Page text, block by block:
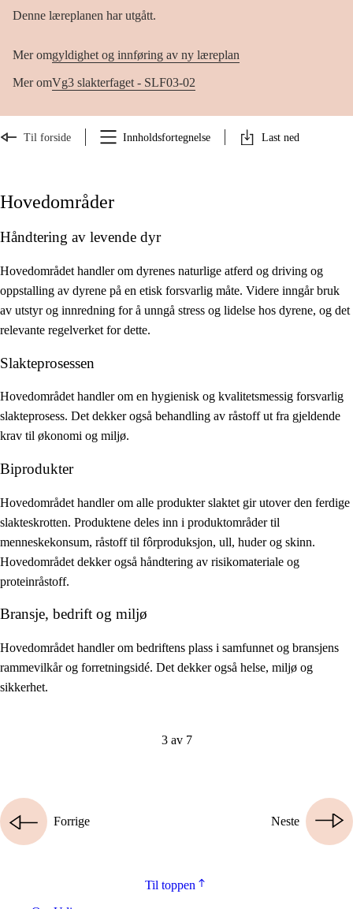
Denne læreplanen har utgått.
Mer omgyldighet og innføring av ny læreplan
Mer omVg3 slakterfaget - SLF03-02
Til forside Innholdsfortegnelse Last ned
Hovedområder
Håndtering av levende dyr
Hovedområdet handler om dyrenes naturlige atferd og driving og
oppstalling av dyrene på en etisk forsvarlig måte. Videre inngår bruk
av utstyr og innredning for å unngå stress og lidelse hos dyrene, og det
relevante regelverket for dette.
Slakteprosessen
Hovedområdet handler om en hygienisk og kvalitetsmessig forsvarlig
slakteprosess. Det dekker også behandling av råstoff ut fra gjeldende
krav til økonomi og miljø.
Biprodukter
Hovedområdet handler om alle produkter slaktet gir utover den ferdige
slakteskrotten. Produktene deles inn i produktområder til
menneskekonsum, råstoff til fôrproduksjon, ull, huder og skinn.
Hovedområdet dekker også håndtering av risikomateriale og
proteinråstoff.
Bransje, bedrift og miljø
Hovedområdet handler om bedriftens plass i samfunnet og bransjens
rammevilkår og forretningsidé. Det dekker også helse, miljø og
sikkerhet.
3 av 7
Neste
Forrige
Til toppen